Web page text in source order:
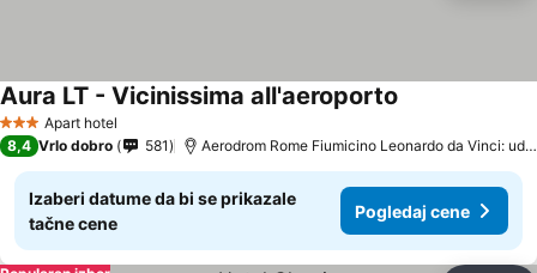
3 ZvezdiceApart hotel
Aura LT - Vicinissima all'aeroporto
8,4 Vrlo dobro 581 Aerodrom Rome Fiumicino Leonardo da Vinci: udaljenost 4.6 km
Izaberi datume da bi se prikazale
tačne cene
Pogledaj cene